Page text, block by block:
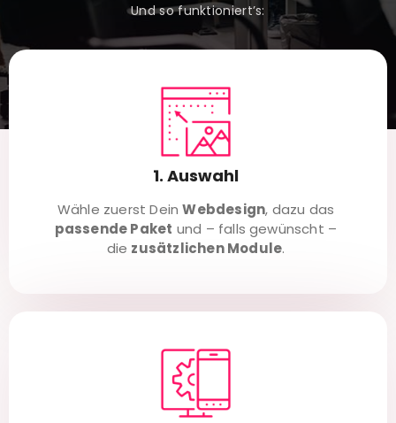
Und so funktioniert’s:
1. Auswahl
Wähle zuerst DeinWebdesign, dazu das
passende Paket und – falls gewünscht –
die zusätzlichen Module.